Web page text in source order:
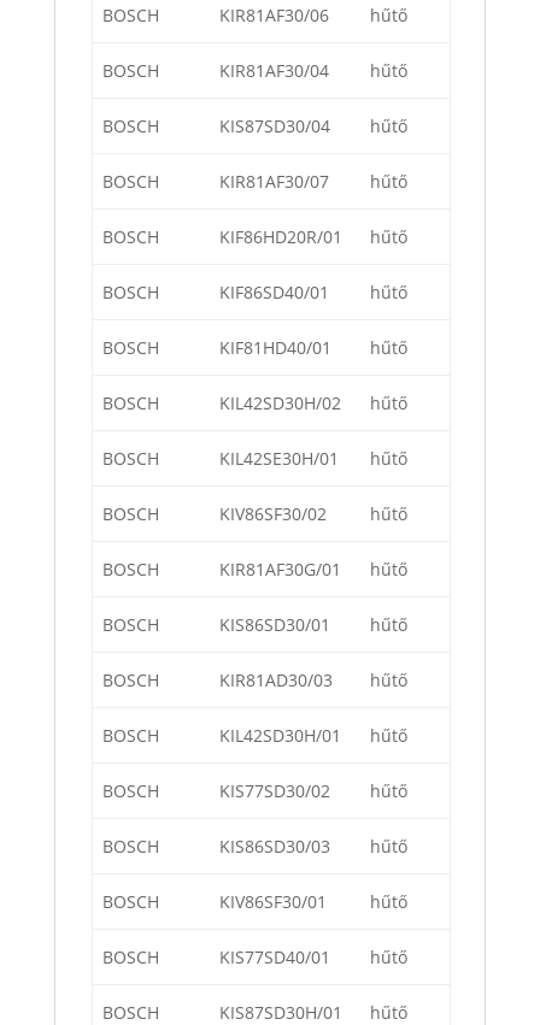
BOSCH KIR81AF30/06 hűtő
BOSCH KIR81AF30/04 hűtő
BOSCH KIS87SD30/04 hűtő
BOSCH KIR81AF30/07 hűtő
BOSCH KIF86HD20R/01 hűtő
BOSCH KIF86SD40/01 hűtő
BOSCH KIF81HD40/01 hűtő
BOSCH KIL42SD30H/02 hűtő
BOSCH KIL42SE30H/01 hűtő
BOSCH KIV86SF30/02 hűtő
BOSCH KIR81AF30G/01 hűtő
BOSCH KIS86SD30/01 hűtő
BOSCH KIR81AD30/03 hűtő
BOSCH KIL42SD30H/01 hűtő
BOSCH KIS77SD30/02 hűtő
BOSCH KIS86SD30/03 hűtő
BOSCH KIV86SF30/01 hűtő
BOSCH KIS77SD40/01 hűtő
BOSCH KIS87SD30H/01 hűtő